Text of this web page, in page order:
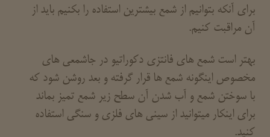
برای آنکه بتوانیم از شمع بیشترین استفاده را بکنیم باید از
آن مراقبت کنیم.
بهتر است شمع های فانتزی دکوراتیو در جاشمعی های
مخصوص اینگونه شمع ها قرار گرفته و بعد روشن شود که
با سوختن شمع و آب شدن آن سطح زیر شمع تمیز بماند
برای اینکار میتوانید از سینی های فلزی و سنگی استفاده
کنید.